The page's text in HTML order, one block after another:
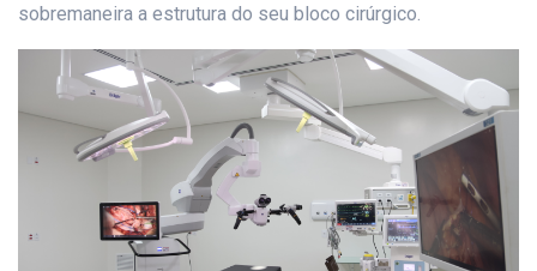
sobremaneira a estrutura do seu bloco cirúrgico.